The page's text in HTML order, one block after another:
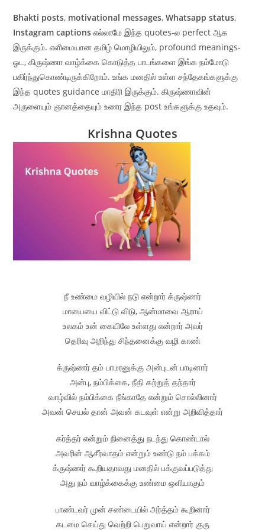
Bhakti posts, motivational messages,Whatsapp status,
Instagram captions எல்லாமே இந்த quotes-ல perfect ஆக
இருக்கும். எளிமையான தமிழ் மொழியிலும், profound meanings-
ஓட, கிருஷ்ணா வாழ்க்கை கொடுத்த பாடங்களை இங்க நம்மோடு
பகிர்ந்துகொண்டிருக்கிறோம். உங்க மனதில் உள்ள சந்தேகங்களுக்கு
இந்த quotes guidance மாதிரி இருக்கும். கிருஷ்ணாவின்
அருளையும் ஞானத்தையும் உணர இந்த post உங்களுக்கு உதவும்.
Krishna Quotes
நீ உண்மை வழியில் நடு என்றார் க்ருஷ்ணர்
மாயையை விட்டு விடு, ஆன்மாவை ஆராய்
உலகம் உன் கையிலே உள்ளது என்றார் அவர்
தெரிவு அறிந்து சிந்தனைக்கு வழி காண்
க்ருஷ்ணர் தம் பாமரனுக்கு அன்புடன் பாடினார்
அன்பு, நம்பிக்கை, நீதி கற்றுத் தந்தார்
வாழ்வில் நம்பிக்கை நீங்காதே என்றும் சொல்லினார்
அவன் செயல் தான் அவன் கடவுள் என்று அறிவித்தார்
கர்த்தர் என்றும் நினைத்து நடந்து கொண்டால்
அவரின் ஆசீர்வாதம் என்றும் உண்டு நம் பக்கம்
க்ருஷ்ணர் கூறியதாவது மனதில் பக்குவப்படுத்து
அது நம் வாழ்க்கைக்கு உண்மை ஒளியாகும்
பாண்டவர் முன் சண்டையில் அர்த்தம் கூறினார்
கடமை செய்து வெற்றி பெறுவாய் என்றார் குரு